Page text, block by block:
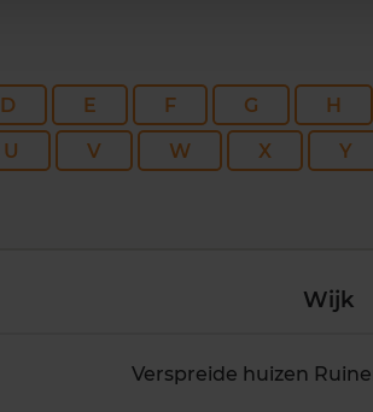
D E F G H
U V W X Y
Wijk
Verspreide huizen